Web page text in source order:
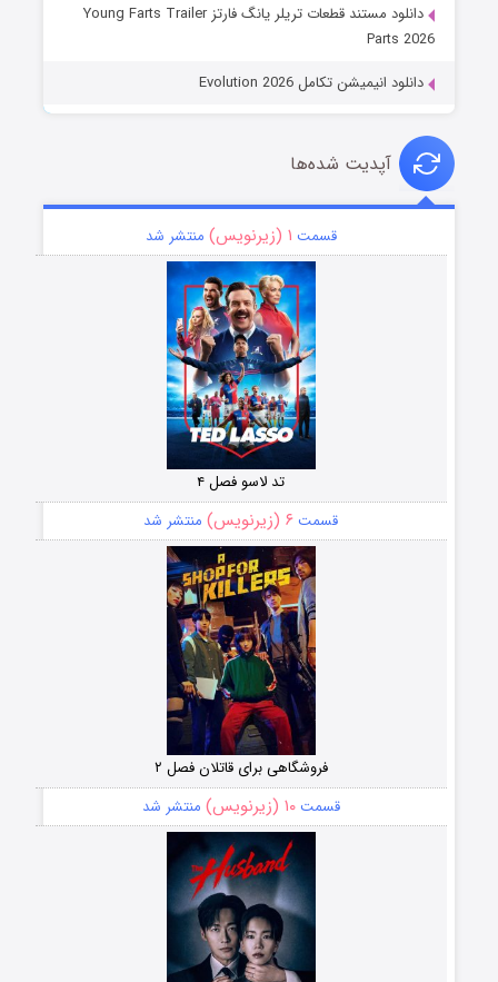
دانلود مستند قطعات تریلر یانگ فارتز Young Farts Trailer
Parts 2026
دانلود انیمیشن تکامل Evolution 2026
آپدیت شده‌ها
قسمت ۱ (زیرنویس) منتشر شد
تد لاسو فصل ۴
قسمت ۶ (زیرنویس) منتشر شد
فروشگاهی برای قاتلان فصل ۲
قسمت۱۰ (زیرنویس) منتشر شد